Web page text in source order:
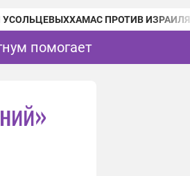
УСОЛЬЦЕВЫХХАМАС ПРОТИВ ИЗРАИЛЯ
помогает